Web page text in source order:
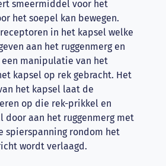
smeermiddel voor het
het soepel kan bewegen.
in het kapsel welke
aan het ruggenmerg en
een manipulatie van het
kapsel op rek gebracht. Het
het kapsel laat de
op die rek-prikkel en
door aan het ruggenmerg met
spierspanning rondom het
wordt verlaagd.